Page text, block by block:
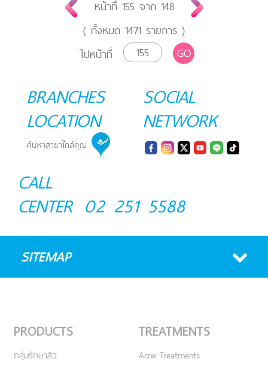
หน้าที่ 155จาก 148
( ทั้งหมด 1471 รายการ )
ไปหน้าที่
GO
BRANCHES
LOCATION
SOCIAL
NETWORK
CALL
CENTER 02 251 5588
SITEMAP
PRODUCTS
กลุ่มรักษาสิว
TREATMENTS
Acne Treatments